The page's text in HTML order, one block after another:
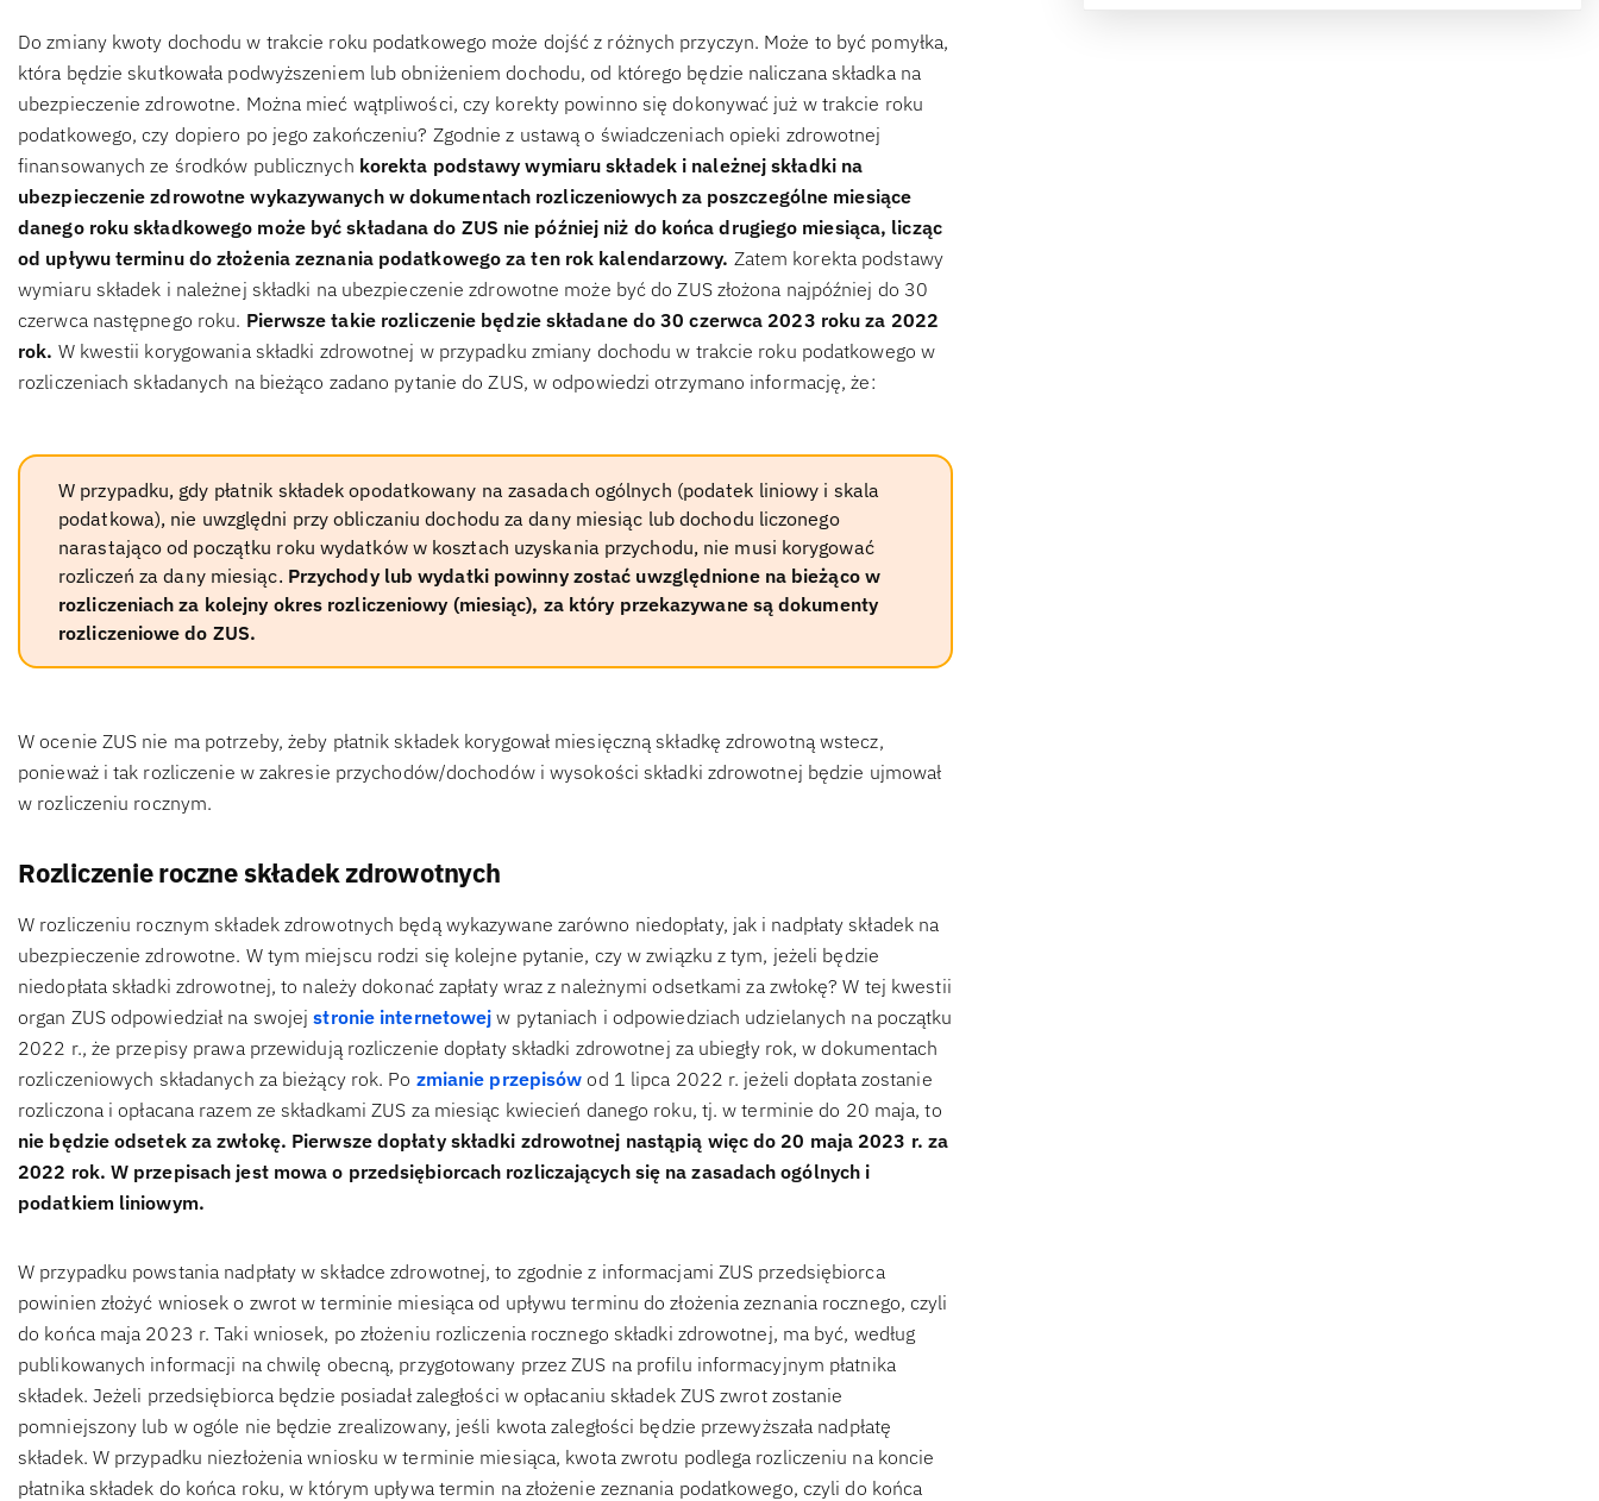
Do zmiany kwoty dochodu w trakcie roku podatkowego może dojść z różnych przyczyn. Może to być pomyłka,
która będzie skutkowała podwyższeniem lub obniżeniem dochodu, od którego będzie naliczana składka na
ubezpieczenie zdrowotne. Można mieć wątpliwości, czy korekty powinno się dokonywać już w trakcie roku
podatkowego, czy dopiero po jego zakończeniu? Zgodnie z ustawą o świadczeniach opieki zdrowotnej
finansowanych ze środków publicznych korekta podstawy wymiaru składek i należnej składki na
ubezpieczenie zdrowotne wykazywanych w dokumentach rozliczeniowych za poszczególne miesiące
danego roku składkowego może być składana do ZUS nie później niż do końca drugiego miesiąca, licząc
od upływu terminu do złożenia zeznania podatkowego za ten rok kalendarzowy. Zatem korekta podstawy
wymiaru składek i należnej składki na ubezpieczenie zdrowotne może być do ZUS złożona najpóźniej do 30
czerwca następnego roku. Pierwsze takie rozliczenie będzie składane do 30 czerwca 2023 roku za 2022
rok. W kwestii korygowania składki zdrowotnej w przypadku zmiany dochodu w trakcie roku podatkowego w
rozliczeniach składanych na bieżąco zadano pytanie do ZUS, w odpowiedzi otrzymano informację, że:
W przypadku, gdy płatnik składek opodatkowany na zasadach ogólnych (podatek liniowy i skala
podatkowa), nie uwzględni przy obliczaniu dochodu za dany miesiąc lub dochodu liczonego
narastająco od początku roku wydatków w kosztach uzyskania przychodu, nie musi korygować
rozliczeń za dany miesiąc. Przychody lub wydatki powinny zostać uwzględnione na bieżąco w
rozliczeniach za kolejny okres rozliczeniowy (miesiąc), za który przekazywane są dokumenty
rozliczeniowe do ZUS.
W ocenie ZUS nie ma potrzeby, żeby płatnik składek korygował miesięczną składkę zdrowotną wstecz,
ponieważ i tak rozliczenie w zakresie przychodów/dochodów i wysokości składki zdrowotnej będzie ujmował
w rozliczeniu rocznym.
Rozliczenie roczne składek zdrowotnych
W rozliczeniu rocznym składek zdrowotnych będą wykazywane zarówno niedopłaty, jak i nadpłaty składek na
ubezpieczenie zdrowotne. W tym miejscu rodzi się kolejne pytanie, czy w związku z tym, jeżeli będzie
niedopłata składki zdrowotnej, to należy dokonać zapłaty wraz z należnymi odsetkami za zwłokę? W tej kwestii
organ ZUS odpowiedział na swojejstronie internetowej w pytaniach i odpowiedziach udzielanych na początku
2022 r., że przepisy prawa przewidują rozliczenie dopłaty składki zdrowotnej za ubiegły rok, w dokumentach
rozliczeniowych składanych za bieżący rok. Po zmianie przepisówod 1 lipca 2022 r. jeżeli dopłata zostanie
rozliczona i opłacana razem ze składkami ZUS za miesiąc kwiecień danego roku, tj. w terminie do 20 maja, to
nie będzie odsetek za zwłokę. Pierwsze dopłaty składki zdrowotnej nastąpią więc do 20 maja 2023 r. za
2022 rok. W przepisach jest mowa o przedsiębiorcach rozliczających się na zasadach ogólnych i
podatkiem liniowym.
W przypadku powstania nadpłaty w składce zdrowotnej, to zgodnie z informacjami ZUS przedsiębiorca
powinien złożyć wniosek o zwrot w terminie miesiąca od upływu terminu do złożenia zeznania rocznego, czyli
do końca maja 2023 r. Taki wniosek, po złożeniu rozliczenia rocznego składki zdrowotnej, ma być, według
publikowanych informacji na chwilę obecną, przygotowany przez ZUS na profilu informacyjnym płatnika
składek. Jeżeli przedsiębiorca będzie posiadał zaległości w opłacaniu składek ZUS zwrot zostanie
pomniejszony lub w ogóle nie będzie zrealizowany, jeśli kwota zaległości będzie przewyższała nadpłatę
składek. W przypadku niezłożenia wniosku w terminie miesiąca, kwota zwrotu podlega rozliczeniu na koncie
płatnika składek do końca roku, w którym upływa termin na złożenie zeznania podatkowego, czyli do końca